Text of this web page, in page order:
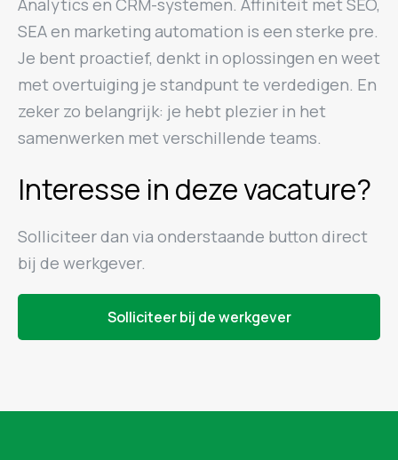
Analytics en CRM-systemen. Affiniteit met SEO,
SEA en marketing automation is een sterke pre.
Je bent proactief, denkt in oplossingen en weet
met overtuiging je standpunt te verdedigen. En
zeker zo belangrijk: je hebt plezier in het
samenwerken met verschillende teams.
Interesse in deze vacature?
Solliciteer dan via onderstaande button direct
bij de werkgever.
Solliciteer bij de werkgever